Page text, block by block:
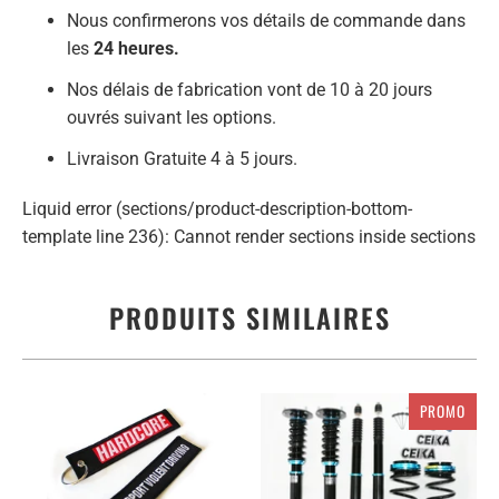
Nous confirmerons vos détails de commande dans
les 24 heures.
Nos délais de fabrication vont de 10 à 20 jours
ouvrés suivant les options.
Livraison Gratuite 4 à 5 jours.
Liquid error (sections/product-description-bottom-
template line 236): Cannot render sections inside sections
PRODUITS SIMILAIRES
PROMO